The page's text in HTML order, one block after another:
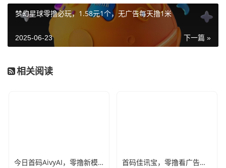
梦幻星球零撸必玩，1.58元1个，无广告每天撸1米
下一篇 »
2025-06-23
相关阅读
今日首码AivyAI，零撸新模式，布局市场，喜欢撸u的来，对接团队长！ 首码佳讯宝，零撸看广告不养机，提现10到帐16元，有视频教程